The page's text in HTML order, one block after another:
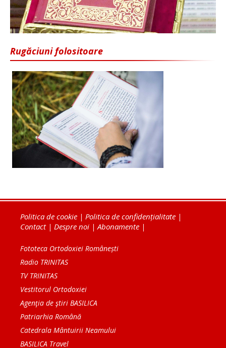
Rugăciuni folositoare
Politica de cookie | Politica de confidențialitate |
Contact| Despre noi |Abonamente |
Fototeca Ortodoxiei Românești
Radio TRINITAS
TV TRINITAS
Vestitorul Ortodoxiei
Agenţia de ştiri BASILICA
Patriarhia Română
Catedrala Mântuirii Neamului
BASILICA Travel